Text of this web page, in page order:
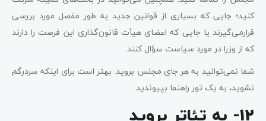
کنید؛ جایی که بسیاری از قوانین جدید به طور مفصل مورد بررسی
قرارمی‌گیرند یا جایی که اعضای هیأت قانون‌گذاری این فرصت را دارند
که از وزرا در مورد سیاست سؤال کنند.
شما نمی‌توانید به هر جای مجلس بروید. بهتر است برای اینکه سردرگم
نشوید، به یک تور راهنما بپیوندید.
12- به تئاتر بروید